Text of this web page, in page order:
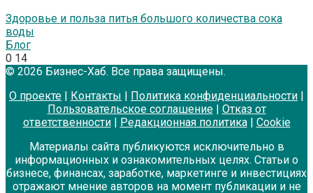
Здоровье и польза питья большого количества сока
воды
Блог
0 14
© 2026 Бизнес-Хаб. Все права защищены.
О проекте | Контакты | Политика конфиденциальности |
Пользовательское соглашение| Отказ от
ответственности| Редакционная политика| Cookie
Материалы сайта публикуются исключительно в
информационных и ознакомительных целях. Статьи о
бизнесе, финансах, заработке, маркетинге и инвестициях
отражают мнение авторов на момент публикации и не